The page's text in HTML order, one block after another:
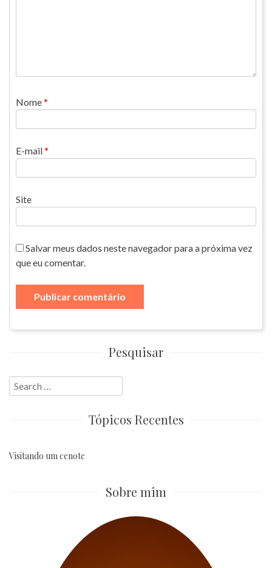
Nome*
E-mail*
Site
Salvar meus dados neste navegador para a próxima vez
que eu comentar.
Pesquisar
Search
for:
Tópicos Recentes
Visitando um cenote
Sobre mim